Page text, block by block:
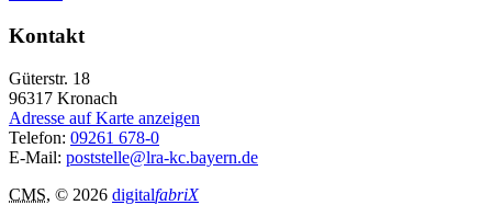
Kontakt
Güterstr. 18
96317 Kronach
Adresse auf Karte anzeigen
Telefon: 09261 678-0
E-Mail: poststelle@lra-kc.bayern.de
CMS, © 2026 digitalfabriX